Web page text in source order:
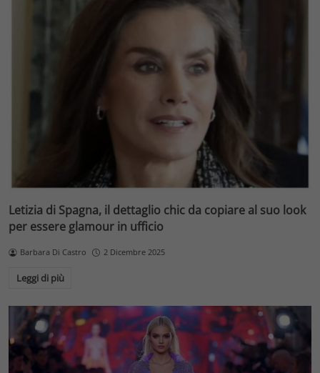
Letizia di Spagna, il dettaglio chic da copiare al suo look
per essere glamour in ufficio
Barbara Di Castro 2 Dicembre 2025
Leggi di più